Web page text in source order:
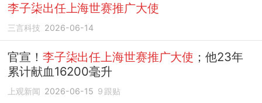
李子柒出任上海世赛推广大使
三言科技 2026-06-14
官宣！ 李子柒出任上海世赛推广大使 ；他23年
累计献血16200毫升
上观新闻 2026-06-15 9 跟贴